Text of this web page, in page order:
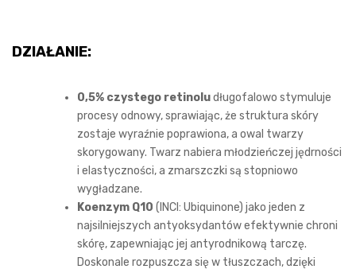
DZIAŁANIE:
0,5% czystego retinoludługofalowo stymuluje
procesy odnowy, sprawiając, że struktura skóry
zostaje wyraźnie poprawiona, a owal twarzy
skorygowany. Twarz nabiera młodzieńczej jędrności
i elastyczności, a zmarszczki są stopniowo
wygładzane.
Koenzym Q10 (INCI: Ubiquinone) jako jeden z
najsilniejszych antyoksydantów efektywnie chroni
skórę, zapewniając jej antyrodnikową tarczę.
Doskonale rozpuszcza się w tłuszczach, dzięki